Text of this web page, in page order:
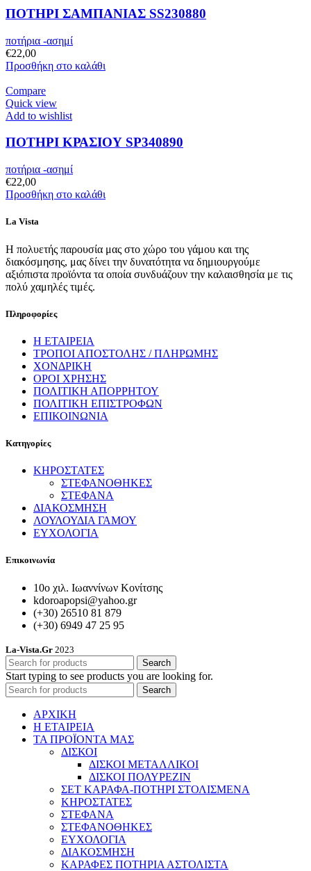
ΠΟΤΗΡΙ ΣΑΜΠΑΝΙΑΣ SS230880
ποτήρια -ασημί
€22,00
Προσθήκη στο καλάθι
Compare
Quick view
Add to wishlist
ΠΟΤΗΡΙ ΚΡΑΣΙΟΥ SP340890
ποτήρια -ασημί
€22,00
Προσθήκη στο καλάθι
La Vista
Η πολυετής παρουσία μας στο χώρο του γάμου και της
διακόσμησης, μας δίνει την δυνατότητα να δημιουργούμε
αξιόπιστα προϊόντα τα οποία συνδυάζουν την καλαισθησία με τις
πολύ χαμηλές τιμές.
Πληροφορίες
Η ΕΤΑΙΡΕΙΑ
ΤΡΟΠΟΙ ΑΠΟΣΤΟΛΗΣ / ΠΛΗΡΩΜΗΣ
ΧΟΝΔΡΙΚΗ
ΟΡΟΙ ΧΡΗΣΗΣ
ΠΟΛΙΤΙΚΗ ΑΠΟΡΡΗΤΟΥ
ΠΟΛΙΤΙΚΗ ΕΠΙΣΤΡΟΦΩΝ
ΕΠΙΚΟΙΝΩΝΙΑ
Κατηγορίες
ΚΗΡΟΣΤΑΤΕΣ
ΣΤΕΦΑΝΟΘΗΚΕΣ
ΣΤΕΦΑΝΑ
ΔΙΑΚΟΣΜΗΣΗ
ΛΟΥΛΟΥΔΙΑ ΓΑΜΟΥ
ΕΥΧΟΛΟΓΙΑ
Επικοινωνία
10ο χιλ. Ιωαννίνων Κονίτσης
kdoroapopsi@yahoo.gr
(+30) 26510 81 879
(+30) 6949 47 25 95
La-Vista.Gr 2023
Search
Start typing to see products you are looking for.
Search
ΑΡΧΙΚΗ
Η ΕΤΑΙΡΕΙΑ
ΤΑ ΠΡΟΪΟΝΤΑ ΜΑΣ
ΔΙΣΚΟΙ
ΔΙΣΚΟΙ ΜΕΤΑΛΛΙΚΟΙ
ΔΙΣΚΟΙ ΠΟΛΥΡΕΖΙΝ
ΣΕΤ ΚΑΡΑΦΑ-ΠΟΤΗΡΙ ΣΤΟΛΙΣΜΕΝΑ
ΚΗΡΟΣΤΑΤΕΣ
ΣΤΕΦΑΝΑ
ΣΤΕΦΑΝΟΘΗΚΕΣ
ΕΥΧΟΛΟΓΙΑ
ΔΙΑΚΟΣΜΗΣΗ
ΚΑΡΑΦΕΣ ΠΟΤΗΡΙΑ ΑΣΤΟΛΙΣΤΑ